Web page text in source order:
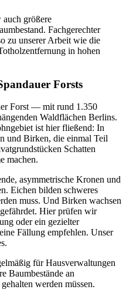
größere
Fachgerechter
zu unserer Arbeit wie die
in hohen
Forsts
Forst — mit rund 1.350
Waldflächen Berlins.
ist hier fließend: In
und Birken, die einmal Teil
Schatten
machen.
asymmetrische Kronen und
Eichen bilden schweres
muss. Und Birken wachsen
Hier prüfen wir
oder ein gezielter
Fällung empfehlen. Unser
für Hausverwaltungen
Baumbestände an
werden müssen.